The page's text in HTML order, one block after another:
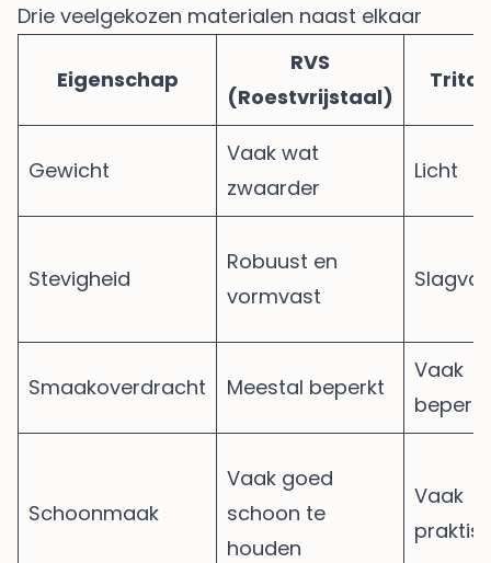
Drie veelgekozen materialen naast elkaar
Eigenschap
RVS
(Roestvrijstaal)
Gewicht
Vaak wat
zwaarder
Licht
Stevigheid
Robuust en
vormvast
Smaakoverdracht Meestal beperkt
Vaak
beperkt
Schoonmaak
Vaak goed
schoon te
houden
Vaak